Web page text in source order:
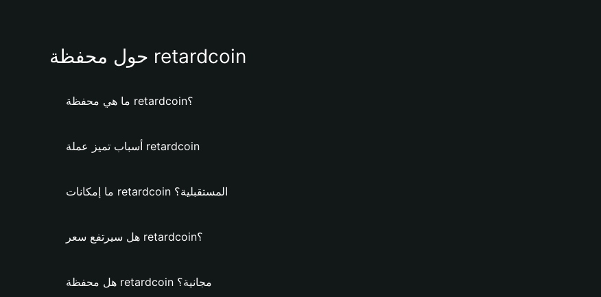
حول محفظة retardcoin
ما هي محفظة retardcoin؟
أسباب تميز عملة retardcoin
ما إمكانات retardcoin المستقبلية؟
هل سيرتفع سعر retardcoin؟
هل محفظة retardcoin مجانية؟